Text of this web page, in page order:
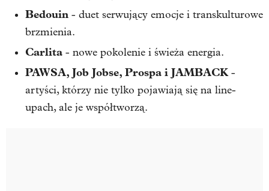
Bedouin - duet serwujący emocje i transkulturowe
brzmienia.
Carlita - nowe pokolenie i świeża energia.
PAWSA, Job Jobse, Prospa i JAMBACK-
artyści, którzy nie tylko pojawiają się na line-
upach, ale je współtworzą.